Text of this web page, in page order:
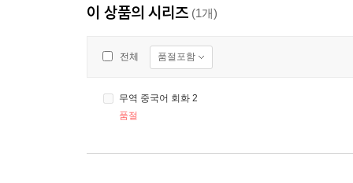
이 상품의 시리즈 (1개)
전체 품절포함
무역 중국어 회화 2
품절